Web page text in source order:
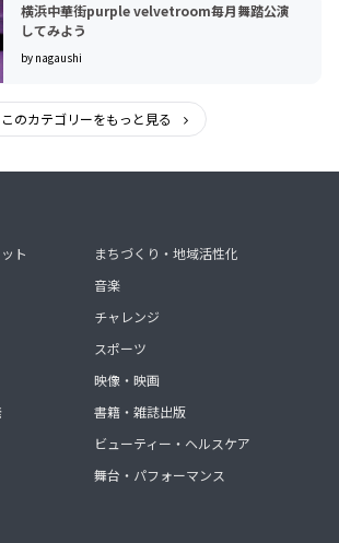
横浜中華街purple velvetroom毎月舞踏公演
してみよう
by nagaushi
このカテゴリーをもっと見る
ト
まちづくり・地域活性化
音楽
チャレンジ
スポーツ
映像・映画
書籍・雑誌出版
ビューティー・ヘルスケア
舞台・パフォーマンス